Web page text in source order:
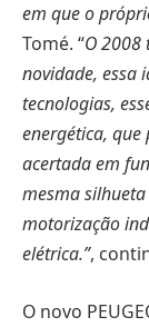
em que o
Tomé. “O 2008
novidade, essa
tecnologias,
energética,
acertada em
mesma
motorização
elétrica.”,
O novo